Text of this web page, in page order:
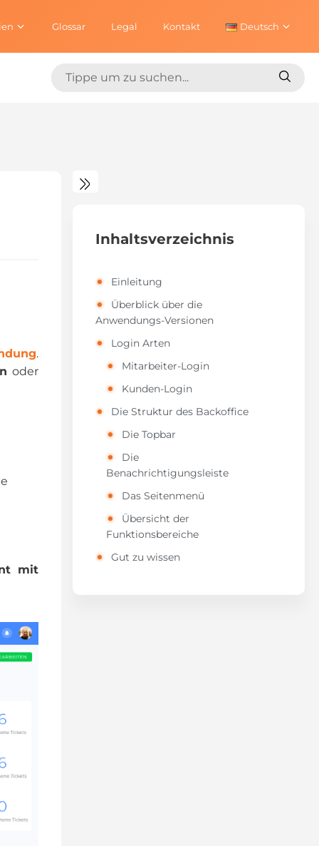
Glossar Legal Kontakt Deutsch
Suchen
.
oder
mit
Inhaltsverzeichnis
Einleitung
Überblick über die
Anwendungs-Versionen
Login Arten
Mitarbeiter-Login
Kunden-Login
Die Struktur des Backoffice
Die Topbar
Die
Benachrichtigungsleiste
Das Seitenmenü
Übersicht der
Funktionsbereiche
Gut zu wissen